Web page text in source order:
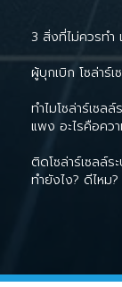
3 สิ่งที่ไม่ควรทำ
ผู้บุกเบิก โซล่าร์เ
ทำไมโซล่าร์เซล
แพง อะไรคือคว
ติดโซล่าร์เซลล์ร
ทำยังไง? ดีไหม